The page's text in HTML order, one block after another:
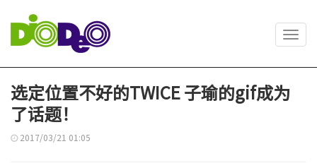
选定位置不好的TWICE 子瑜的gif成为
了话题！
2017/03/21 01:05